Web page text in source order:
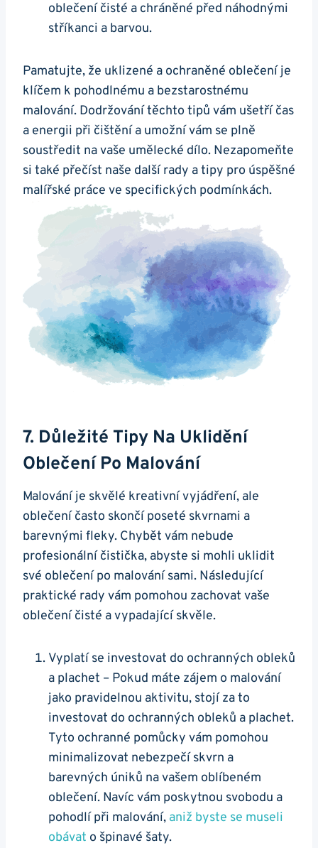
oblečení čisté a chráněné před náhodnými
stříkanci a barvou.
Pamatujte, že uklizené a ochraněné oblečení je
klíčem k pohodlnému a bezstarostnému
malování. Dodržování těchto tipů vám ušetří čas
a energii při čištění a umožní vám se plně
soustředit na vaše umělecké dílo. Nezapomeňte
si také přečíst naše další rady a tipy pro úspěšné
malířské práce ve specifických podmínkách.
7. Důležité Tipy Na Uklidění
Oblečení Po Malování
Malování je skvělé kreativní vyjádření, ale
oblečení často skončí poseté skvrnami a
barevnými fleky. Chybět vám nebude
profesionální čistička, abyste si mohli uklidit
své oblečení po malování sami. Následující
praktické rady vám pomohou zachovat vaše
oblečení čisté a vypadající skvěle.
Vyplatí se investovat do ochranných obleků
a plachet – Pokud máte zájem o malování
jako pravidelnou aktivitu, stojí za to
investovat do ochranných obleků a plachet.
Tyto ochranné pomůcky vám pomohou
minimalizovat nebezpečí skvrn a
barevných úniků na vašem oblíbeném
oblečení. Navíc vám poskytnou svobodu a
pohodlí při malování, aniž byste se museli
obávat o špinavé šaty.